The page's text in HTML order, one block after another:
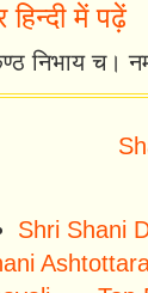
में पढ़ें
निभाय च।
Shri Shani